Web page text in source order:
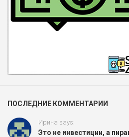
ПОСЛЕДНИЕ КОММЕНТАРИИ
Ирина says:
Это не инвестиции, а